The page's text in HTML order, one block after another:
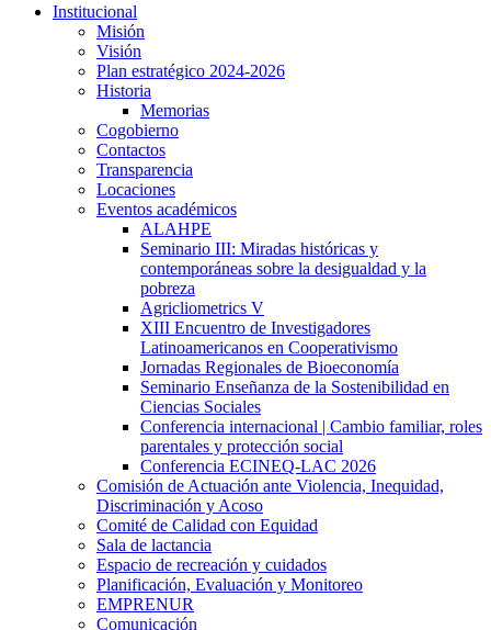
Institucional
Misión
Visión
Plan estratégico 2024-2026
Historia
Memorias
Cogobierno
Contactos
Transparencia
Locaciones
Eventos académicos
ALAHPE
Seminario III: Miradas históricas y
contemporáneas sobre la desigualdad y la
pobreza
Agricliometrics V
XIII Encuentro de Investigadores
Latinoamericanos en Cooperativismo
Jornadas Regionales de Bioeconomía
Seminario Enseñanza de la Sostenibilidad en
Ciencias Sociales
Conferencia internacional | Cambio familiar, roles
parentales y protección social
Conferencia ECINEQ-LAC 2026
Comisión de Actuación ante Violencia, Inequidad,
Discriminación y Acoso
Comité de Calidad con Equidad
Sala de lactancia
Espacio de recreación y cuidados
Planificación, Evaluación y Monitoreo
EMPRENUR
Comunicación